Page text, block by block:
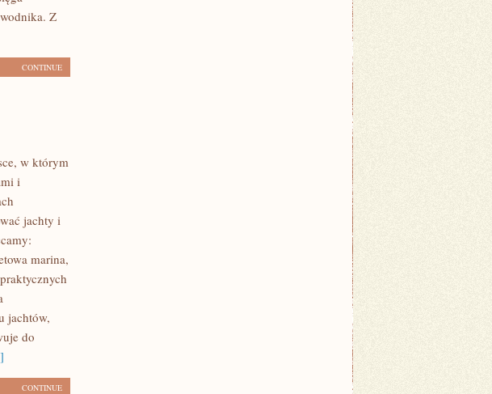
Z
CONTINUE
w którym
i
jachty i
marina,
jachtów,
do
CONTINUE